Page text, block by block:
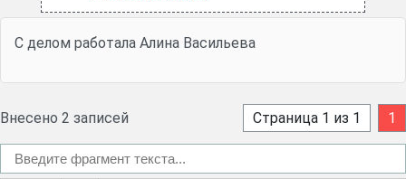
С делом работала Алина Васильева
Внесено 2 записей Страница 1 из 1 1